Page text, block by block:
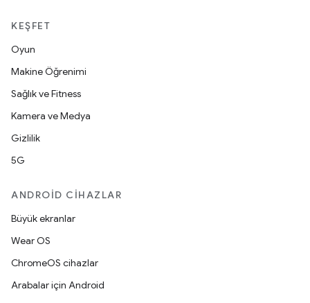
KEŞFET
Oyun
Makine Öğrenimi
Sağlık ve Fitness
Kamera ve Medya
Gizlilik
5G
ANDROID CIHAZLAR
Büyük ekranlar
Wear OS
ChromeOS cihazlar
Arabalar için Android